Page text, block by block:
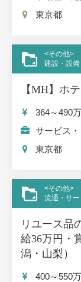
東京都
<その他>
建設・設
【MH】ホ
364～490
サービス
東京都
<その他>
流通・サ
リユース品
給36万円・
潟・山梨）
400～550